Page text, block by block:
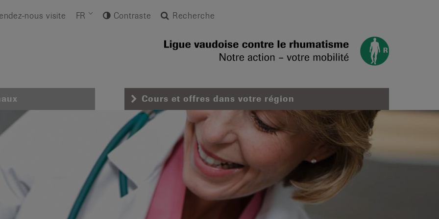
nous visite FR Contraste Recherche
Cours et offres dans votre région